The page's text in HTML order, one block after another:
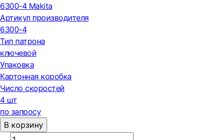
6300-4 Makita
Артикул производителя
6300-4
Тип патрона
ключевой
Упаковка
Картонная коробка
Число скоростей
4 шт
по запросу
В корзину